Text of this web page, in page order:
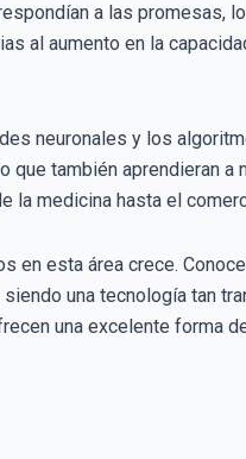
a las promesas,
al aumento en la
neuronales y los
también aprendieran a
la medicina hasta el
en esta área crece.
una tecnología tan
una excelente forma